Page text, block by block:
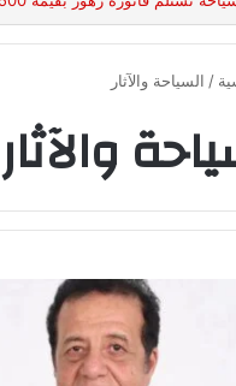
/ السياحة والآثار
والآثار